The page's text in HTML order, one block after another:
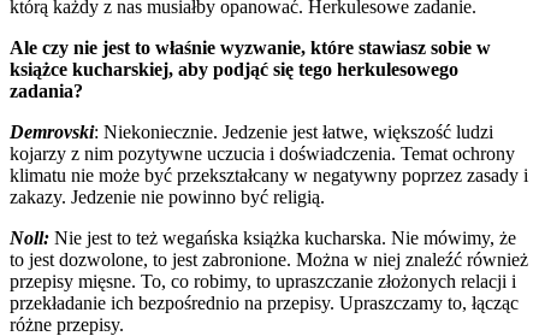
którą każdy z nas musiałby opanować. Herkulesowe zadanie.
Ale czy nie jest to właśnie wyzwanie, które stawiasz sobie w
książce kucharskiej, aby podjąć się tego herkulesowego
zadania?
Demrovski: Niekoniecznie. Jedzenie jest łatwe, większość ludzi
kojarzy z nim pozytywne uczucia i doświadczenia. Temat ochrony
klimatu nie może być przekształcany w negatywny poprzez zasady i
zakazy. Jedzenie nie powinno być religią.
Noll: Nie jest to też wegańska książka kucharska. Nie mówimy, że
to jest dozwolone, to jest zabronione. Można w niej znaleźć również
przepisy mięsne. To, co robimy, to upraszczanie złożonych relacji i
przekładanie ich bezpośrednio na przepisy. Upraszczamy to, łącząc
różne przepisy.